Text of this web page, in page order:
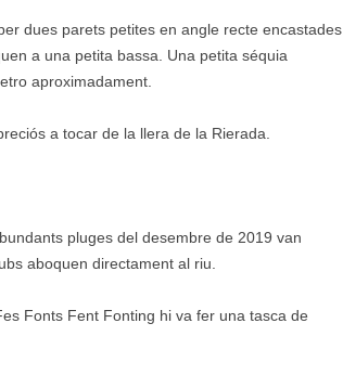
dues parets petites en angle recte encastades
a una petita bassa. Una petita séquia
aproximadament.
a tocar de la llera de la Rierada.
pluges del desembre de 2019 van
aboquen directament al riu.
Fonts Fent Fonting hi va fer una tasca de